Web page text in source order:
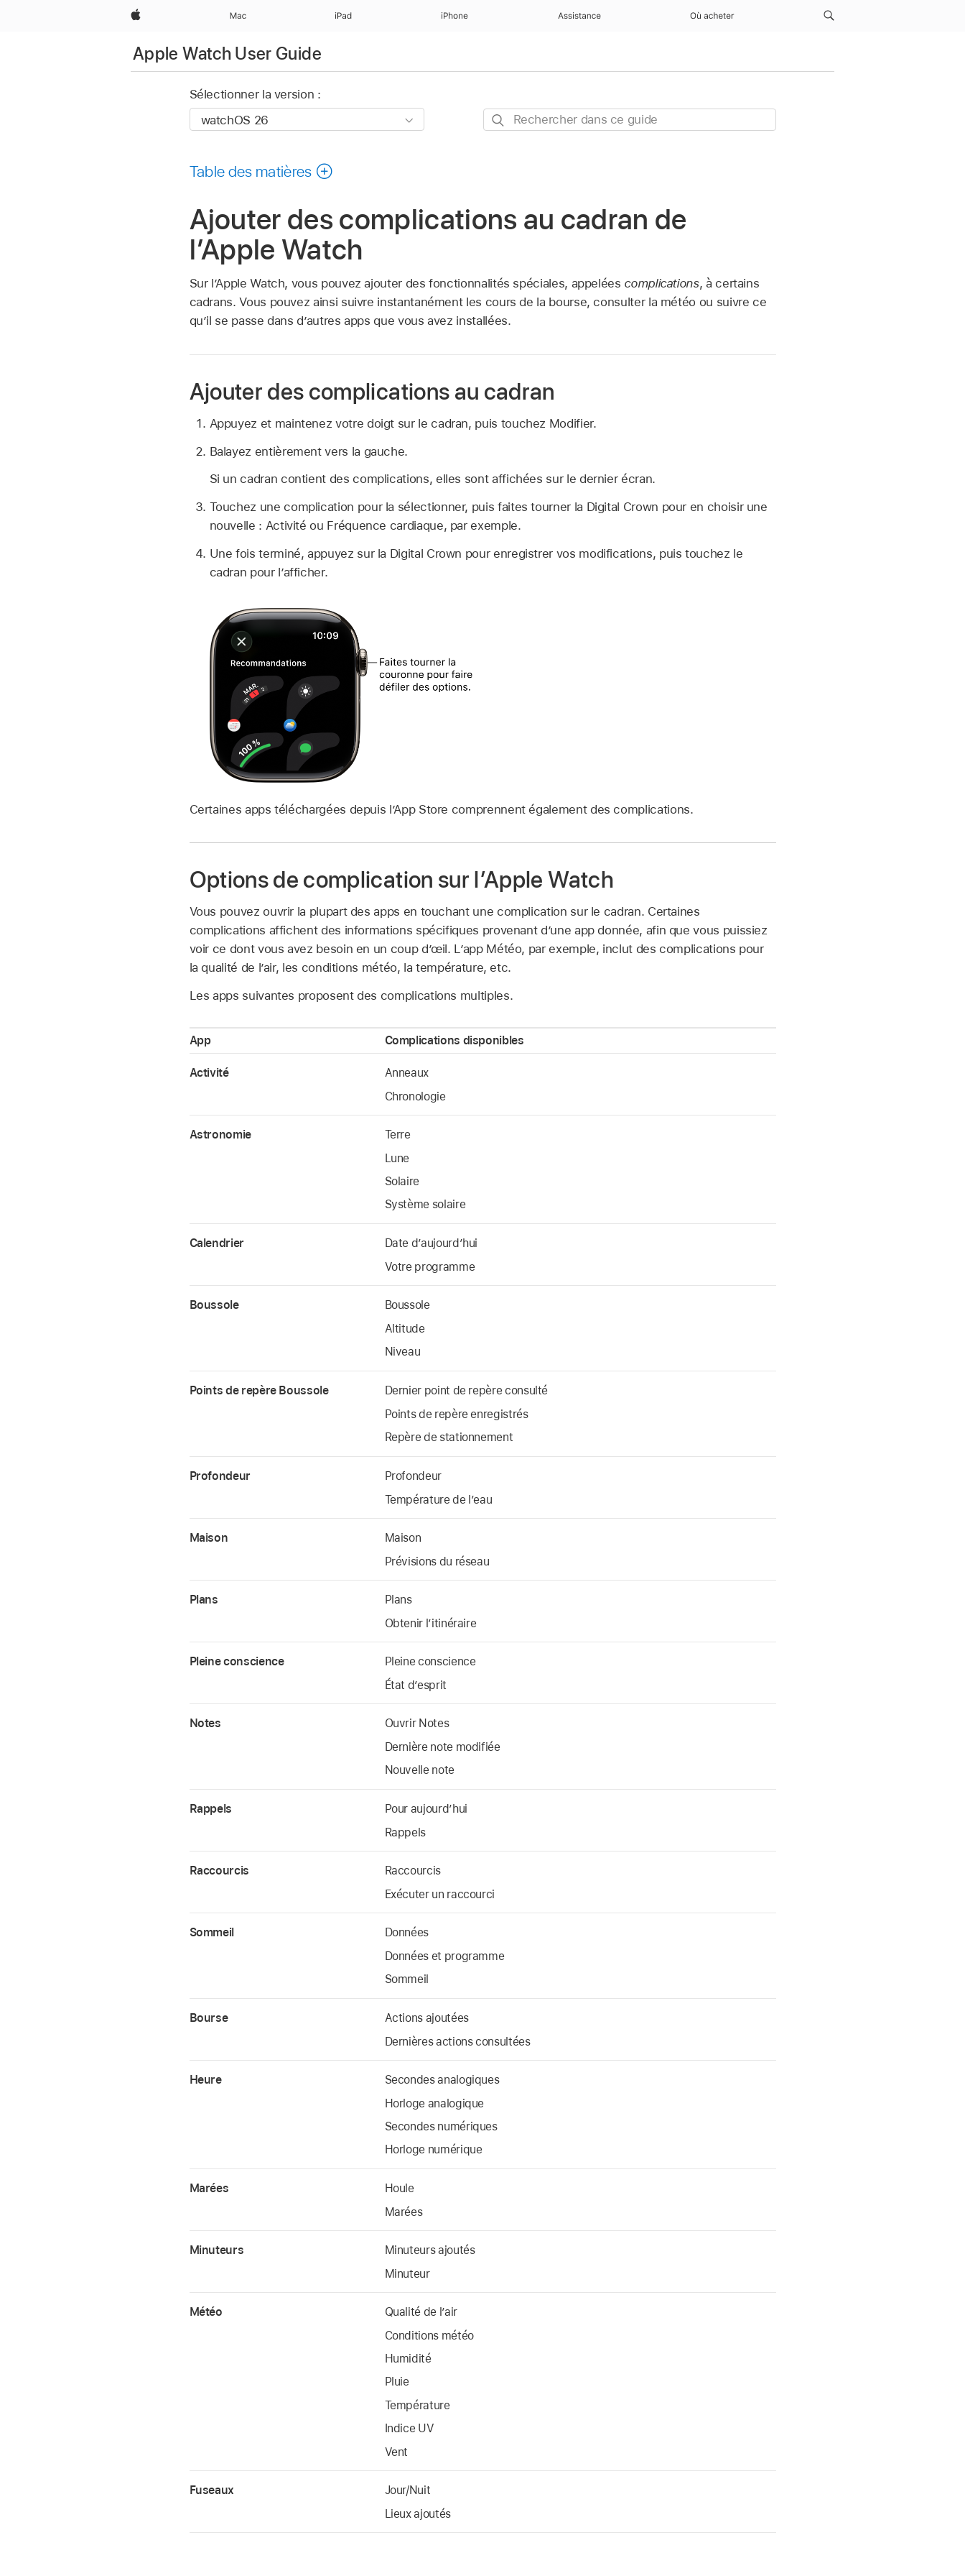
Apple Mac iPad iPhone Assistance Où acheter
Apple Watch User Guide
Sélectionner la version :
Rechercher
Table des matières
Ajouter des complications au cadran de
l’Apple Watch
Sur l’Apple Watch, vous pouvez ajouter des fonctionnalités spéciales, appelées complications, à certains
cadrans. Vous pouvez ainsi suivre instantanément les cours de la bourse, consulter la météo ou suivre ce
qu’il se passe dans d’autres apps que vous avez installées.
Ajouter des complications au cadran
Appuyez et maintenez votre doigt sur le cadran, puis touchez Modifier.
Balayez entièrement vers la gauche.
Si un cadran contient des complications, elles sont affichées sur le dernier écran.
Touchez une complication pour la sélectionner, puis faites tourner la Digital Crown pour en choisir une
nouvelle : Activité ou Fréquence cardiaque, par exemple.
Une fois terminé, appuyez sur la Digital Crown pour enregistrer vos modifications, puis touchez le
cadran pour l’afficher.
Certaines apps téléchargées depuis l’App Store comprennent également des complications.
Options de complication sur l’Apple Watch
Vous pouvez ouvrir la plupart des apps en touchant une complication sur le cadran. Certaines
complications affichent des informations spécifiques provenant d’une app donnée, afin que vous puissiez
voir ce dont vous avez besoin en un coup d’œil. L’app Météo, par exemple, inclut des complications pour
la qualité de l’air, les conditions météo, la température, etc.
Les apps suivantes proposent des complications multiples.
App Complications disponibles
Activité
Anneaux
Chronologie
Astronomie
Terre
Lune
Solaire
Système solaire
Calendrier
Date d’aujourd’hui
Votre programme
Boussole
Boussole
Altitude
Niveau
Points de repère Boussole
Dernier point de repère consulté
Points de repère enregistrés
Repère de stationnement
Profondeur
Profondeur
Température de l’eau
Maison
Maison
Prévisions du réseau
Plans
Plans
Obtenir l’itinéraire
Pleine conscience
Pleine conscience
État d’esprit
Notes
Ouvrir Notes
Dernière note modifiée
Nouvelle note
Rappels
Pour aujourd’hui
Rappels
Raccourcis
Raccourcis
Exécuter un raccourci
Sommeil
Données
Données et programme
Sommeil
Bourse
Actions ajoutées
Dernières actions consultées
Heure
Secondes analogiques
Horloge analogique
Secondes numériques
Horloge numérique
Marées
Houle
Marées
Minuteurs
Minuteurs ajoutés
Minuteur
Météo
Qualité de l’air
Conditions météo
Humidité
Pluie
Température
Indice UV
Vent
Fuseaux
Jour/Nuit
Lieux ajoutés